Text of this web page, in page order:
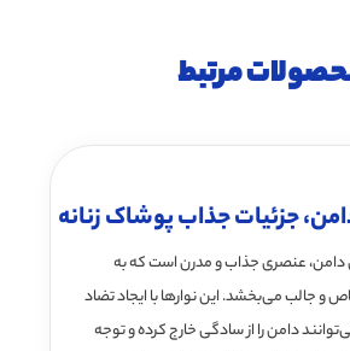
مرتبط
جزئیات جذاب پوشاک زنانه
دامن، عنصری جذاب و مدرن است که به
و جالب می‌بخشد. این نوارها با ایجاد تضاد
دامن را از سادگی خارج کرده و توجه